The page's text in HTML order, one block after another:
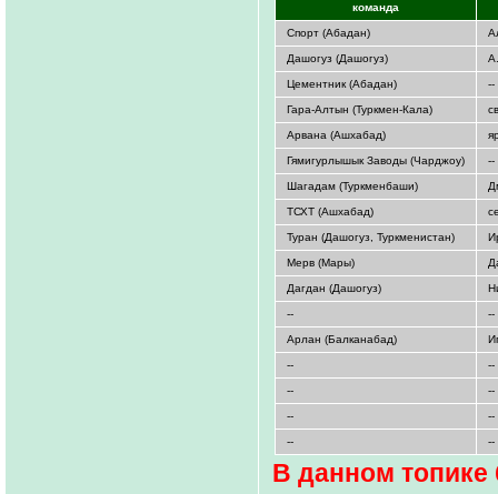
команда
Спорт (Абадан)
Дашогуз (Дашогуз)
Цементник (Абадан) --
Гара-Алтын (Туркмен-Кала)
Арвана (Ашхабад)
Гямигурлышык Заводы (Чарджоу) --
Шагадам (Туркменбаши)
ТСХТ (Ашхабад)
Туран (Дашогуз, Туркменистан)
Мерв (Мары)
Дагдан (Дашогуз)
-- --
Арлан (Балканабад)
-- --
-- --
-- --
-- --
В данном топике